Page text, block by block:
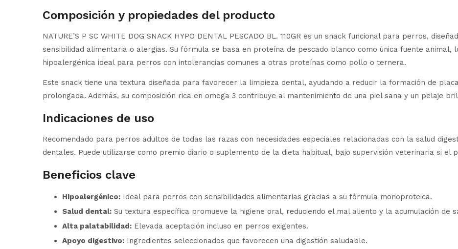
Composición y propiedades del producto
NATURE’S P SC WHITE DOG SNACK HYPO DENTAL PESCADO BL. 110GR es un snack funcional para perros,
sensibilidad alimentaria o alergias. Su fórmula se basa en proteína de pescado blanco como única fuente animal,
hipoalergénica ideal para perros con intolerancias comunes a otras proteínas como pollo o ternera.
Este snack tiene una textura diseñada para favorecer la limpieza dental, ayudando a reducir la formación de
prolongada. Además, su composición rica en omega 3 contribuye al mantenimiento de una piel sana y un pelaje
Indicaciones de uso
Recomendado para perros adultos de todas las razas con necesidades especiales relacionadas con la salud
dentales. Puede utilizarse como premio diario o suplemento de la dieta habitual, bajo supervisión veterinaria si el
Beneficios clave
Hipoalergénico: Ideal para perros con sensibilidades alimentarias gracias a su fórmula monoproteica.
Salud dental: Su textura específica promueve la higiene oral, reduciendo el mal aliento y la acumulación de
Alta palatabilidad: Elevada aceptación incluso en perros exigentes.
Apoyo digestivo: Ingredientes seleccionados que favorecen una digestión saludable.